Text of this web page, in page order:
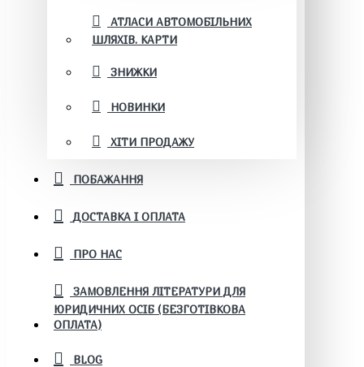
АТЛАСИ АВТОМОБІЛЬНИХ
ШЛЯХІВ. КАРТИ
ЗНИЖКИ
НОВИНКИ
ХІТИ ПРОДАЖУ
ПОБАЖАННЯ
ДОСТАВКА І ОПЛАТА
ПРО НАС
ЗАМОВЛЕННЯ ЛІТЕРАТУРИ ДЛЯ
ЮРИДИЧНИХ ОСІБ (БЕЗГОТІВКОВА
ОПЛАТА)
BLOG